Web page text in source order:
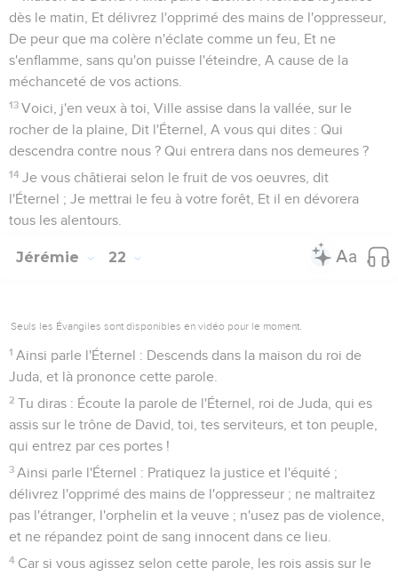
dès le matin, Et délivrez l'opprimé des mains de l'oppresseur,
De peur que ma colère n'éclate comme un feu, Et ne
s'enflamme, sans qu'on puisse l'éteindre, A cause de la
méchanceté de vos actions.
13 Voici, j'en veux à toi, Ville assise dans la vallée, sur le
rocher de la plaine, Dit l'Éternel, A vous qui dites : Qui
descendra contre nous ? Qui entrera dans nos demeures ?
14 Je vous châtierai selon le fruit de vos oeuvres, dit
l'Éternel ; Je mettrai le feu à votre forêt, Et il en dévorera
tous les alentours.
Jérémie 22
Seuls les Évangiles sont disponibles en vidéo pour le moment.
1 Ainsi parle l'Éternel : Descends dans la maison du roi de
Juda, et là prononce cette parole.
2 Tu diras : Écoute la parole de l'Éternel, roi de Juda, qui es
assis sur le trône de David, toi, tes serviteurs, et ton peuple,
qui entrez par ces portes !
3 Ainsi parle l'Éternel : Pratiquez la justice et l'équité ;
délivrez l'opprimé des mains de l'oppresseur ; ne maltraitez
pas l'étranger, l'orphelin et la veuve ; n'usez pas de violence,
et ne répandez point de sang innocent dans ce lieu.
4 Car si vous agissez selon cette parole, les rois assis sur le